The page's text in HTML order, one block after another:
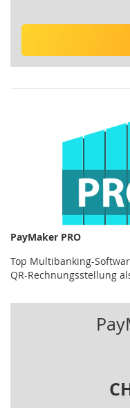
PayMaker PRO
Top Multibanking-
QR-Rechnungsstellung